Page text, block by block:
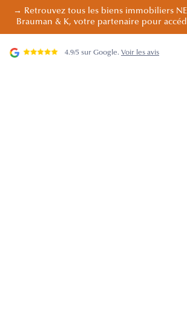
→ Retrouvez tous les biens immobiliers
Brauman & K, votre partenaire pour
4.9/5 sur Google. Voir les avis